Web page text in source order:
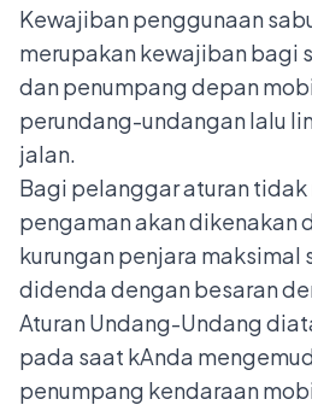
Kewajiban penggunaan
merupakan kewajiban bagi
dan penumpang depan
perundang-undangan lalu
jalan.
Bagi pelanggar aturan
pengaman akan dikenakan
kurungan penjara maksimal
didenda dengan besaran
Aturan Undang-Undang
pada saat kAnda
penumpang kendaraan